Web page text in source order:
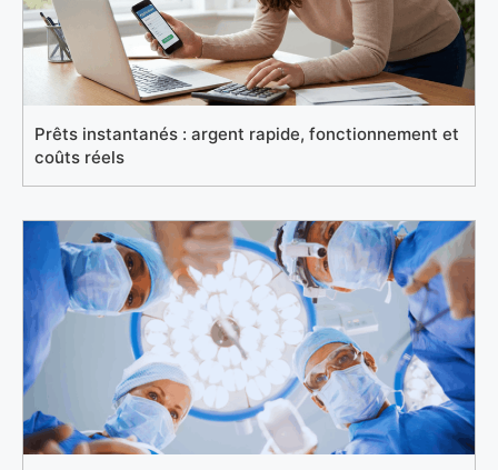
Prêts instantanés : argent rapide, fonctionnement et
coûts réels